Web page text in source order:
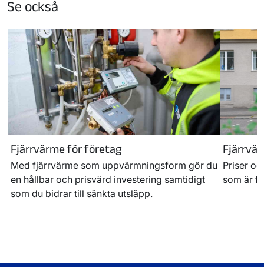
Se också
Fjärrvärme för företag
Med fjärrvärme som uppvärmningsform gör du
en hållbar och prisvärd investering samtidigt
som du bidrar till sänkta utsläpp.
Priser
som är